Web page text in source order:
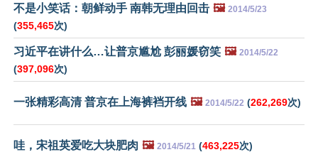
不是小笑话：朝鲜动手 南韩无理由回击 🖼️ 2014/5/23
(355,465次)
习近平在讲什么…让普京尴尬 彭丽媛窃笑 🖼️ 2014/5/22
(397,096次)
一张精彩高清 普京在上海裤裆开线 🖼️ 2014/5/22 (262,269次)
哇，宋祖英爱吃大块肥肉 🖼️ 2014/5/21 (463,225次)